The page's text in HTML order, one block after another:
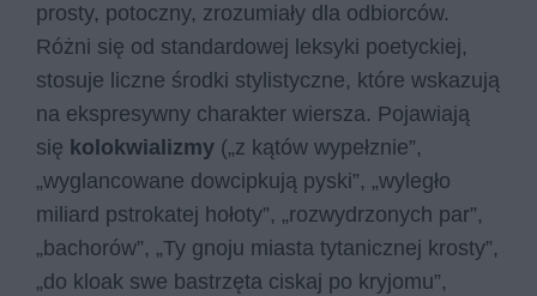
prosty, potoczny, zrozumiały dla odbiorców.
Różni się od standardowej leksyki poetyckiej,
stosuje liczne środki stylistyczne, które wskazują
na ekspresywny charakter wiersza. Pojawiają
się kolokwializmy („z kątów wypełznie”,
„wyglancowane dowcipkują pyski”, „wyległo
miliard pstrokatej hołoty”, „rozwydrzonych par”,
„bachorów”, „Ty gnoju miasta tytanicznej krosty”,
„do kloak swe bastrzęta ciskaj po kryjomu”,